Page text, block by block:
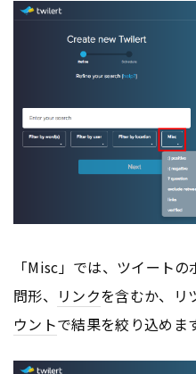
「Misc」では、ツイート
問形、 リンクを含むか、リ
ウントで結果を絞り込めま